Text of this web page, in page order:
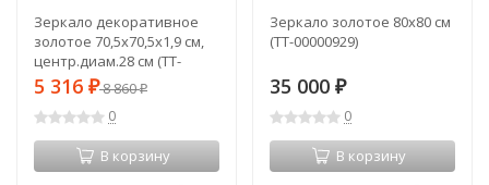
Зеркало декоративное
золотое 70,5х70,5х1,9 см,
центр.диам.28 см (TT-
00000743)
5 316 ₽8 860₽
0
В корзину
Зеркало золотое 80х80 см
(TT-00000929)
35 000 ₽
0
В корзину